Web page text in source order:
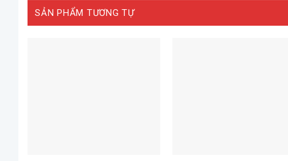
SẢN PHẨM TƯƠNG TỰ